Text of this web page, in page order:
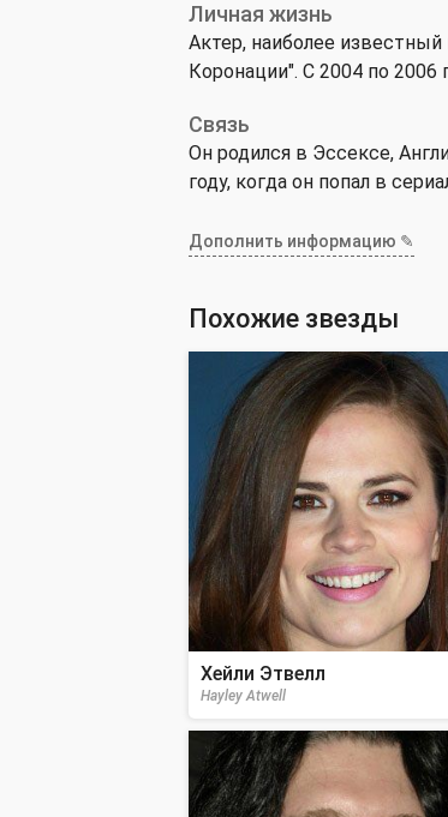
Личная жизнь
Актер, наиболее
Коронации". С 2004 по 2006
Связь
Он родился в Эссексе,
году, когда он попал в
Дополнить информацию ✎
Похожие звезды
Хейли Этвелл
Hayley Atwell